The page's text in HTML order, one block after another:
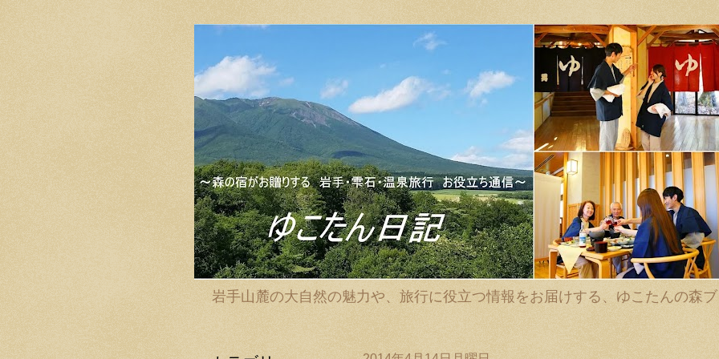
岩手山麓の大自然の魅力や、旅行に役立つ情報をお届けする、ゆこたんの森